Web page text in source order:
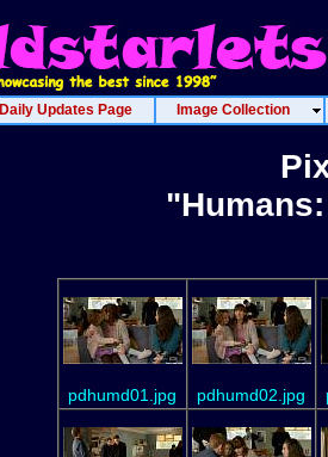
Daily Updates Page Image Collection
pdhumd01.jpg pdhumd02.jpg